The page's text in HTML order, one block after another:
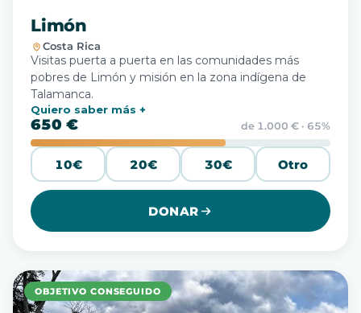
Limón
Costa Rica
Visitas puerta a puerta en las comunidades más
pobres de Limón y misión en la zona indígena de
Talamanca.
Quiero saber más
650 € de 1.000 € · 65%
10€ 20€ 30€ Otro
DONAR
OBJETIVO CONSEGUIDO